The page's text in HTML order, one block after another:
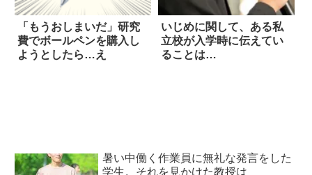
「もうおしまいだ」研究
費でボールペンを購入し
ようとしたら…え
いじめに関して、ある私
立校が入学時に伝えてい
ることは…
暑い中働く作業員に無礼な発言をした
学生。それを見かけた教授は